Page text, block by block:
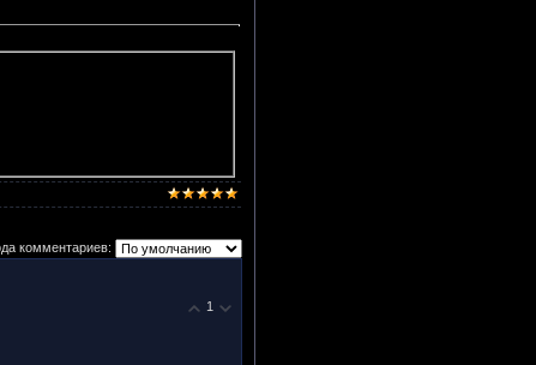
комментариев:
1